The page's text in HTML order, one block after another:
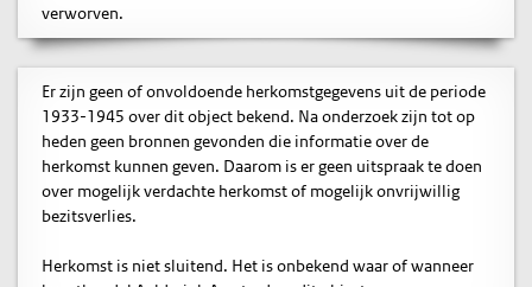
verworven.
Er zijn geen of onvoldoende herkomstgegevens uit de periode
1933-1945 over dit object bekend. Na onderzoek zijn tot op
heden geen bronnen gevonden die informatie over de
herkomst kunnen geven. Daarom is er geen uitspraak te doen
over mogelijk verdachte herkomst of mogelijk onvrijwillig
bezitsverlies.
Herkomst is niet sluitend. Het is onbekend waar of wanneer